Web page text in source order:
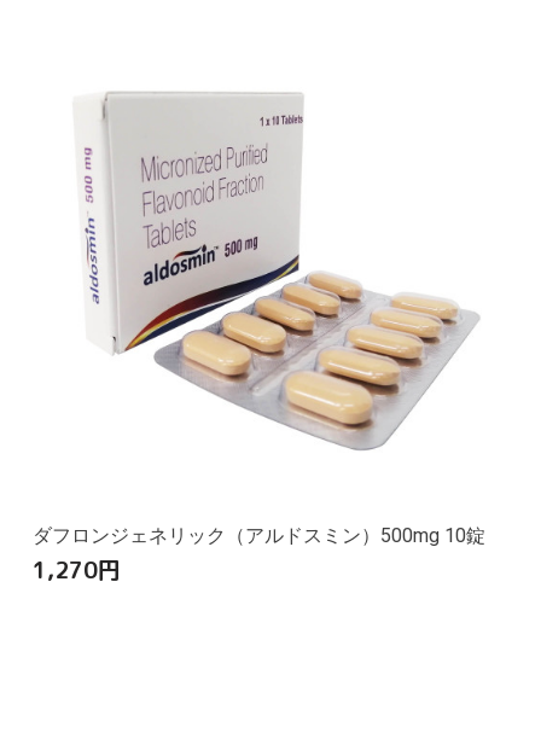
ダフロンジェネリック（アルドスミン）500mg 10錠
1,270円